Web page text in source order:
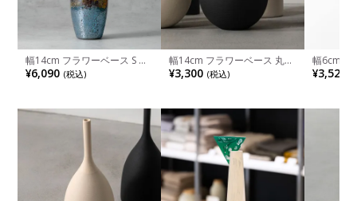
幅14cm フラワーベース S モ
ザイクガラス 花器 一輪挿し
花入れ ガラス雑貨 オブジェ
ング ダイニング 玄関
¥6,090 (税込)
幅14cm フラワーベース 丸型
花瓶 陶器 花入れ オブジェ 一
輪挿し おしゃれ 花器 インテ
¥3,300 (税込)
幅6cm フ
花器 オブ
貨 花瓶
¥3,520